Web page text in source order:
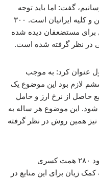
گفت: اما باید توجه
کرد که کل ثروت ما متعلق به مستضعفین و کلیه ایرانیان است. ۳۰۰
برای مستضعفان دیده شده
در نظر گرفته شده است.
عنوان کرد: به موجب
لازم بود این موضوع یک
حاصل از نرخ ارز و حامل
این موضوع هر ساله به
همین روش در نظر گرفته
وی افزود: در پاسخ به اینکه گفته می شود ۲۸۰ همت کسری
زیان برای این منابع در